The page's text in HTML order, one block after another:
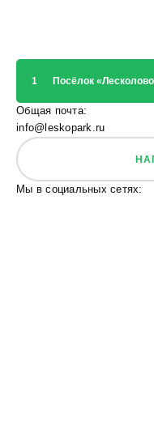
1 Посёлок
Общая почта:
info@leskopark.ru
Мы в социальных сетях: